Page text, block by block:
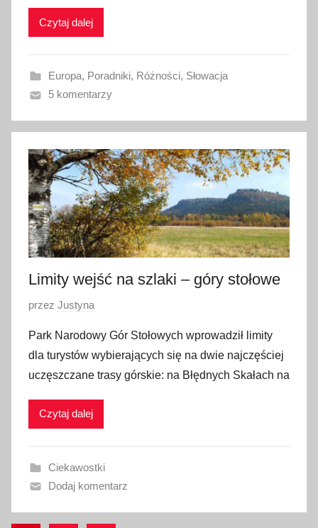
2
s
t
n
i
a
2
0
2
3
Czytaj dalej
Europa, Poradniki, Różności, Słowacja
5 komentarzy
Limity wejść na szlaki – góry stołowe
O
u
b
l
i
a
n
przez Justyna
Park Narodowy Gór Stołowych wprowadził limity
dla turystów wybierających się na dwie najczęściej
uczęszczane trasy górskie: na Błędnych Skałach na
Czytaj dalej
Ciekawostki
Dodaj komentarz